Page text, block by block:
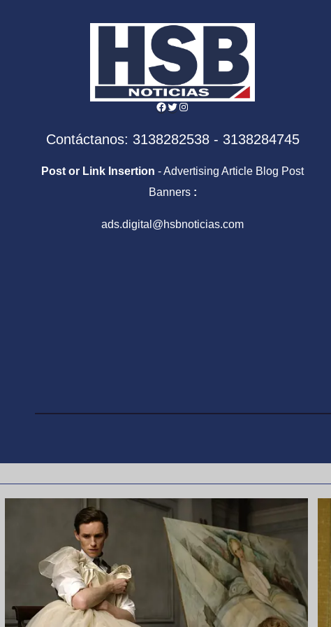
Facebook
Twitter
Instagram
Contáctanos: 3138282538 - 3138284745
Post or Link Insertion - Advertising Article Blog Post
Banners :
ads.digital@hsbnoticias.com